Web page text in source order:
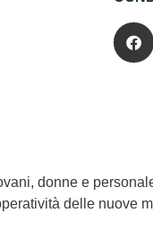
donne e
delle nuove